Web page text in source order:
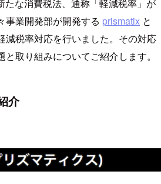
たな消費税法、通称「軽減税率」が
事業開発部が開発する prismatix と
減税率対応を行いました。その対応
取り組みについてご紹介します。
介